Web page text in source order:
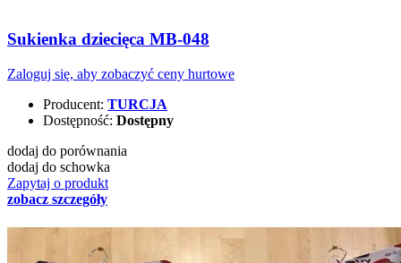
Sukienka dziecięca MB-048
Zaloguj się, aby zobaczyć ceny hurtowe
Producent: TURCJA
Dostępność: Dostępny
dodaj do porównania
dodaj do schowka
Zapytaj o produkt
zobacz szczegóły